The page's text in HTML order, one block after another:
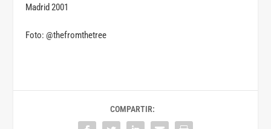
Madrid 2001
Foto: @thefromthetree
COMPARTIR: